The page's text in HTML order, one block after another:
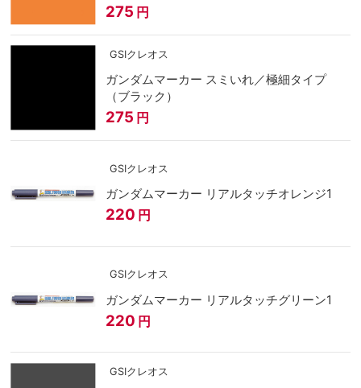
275 円
GSIクレオス
ガンダムマーカー スミいれ／極細タイプ
（ブラック）
275 円
GSIクレオス
ガンダムマーカー リアルタッチオレンジ1
220 円
GSIクレオス
ガンダムマーカー リアルタッチグリーン1
220 円
GSIクレオス